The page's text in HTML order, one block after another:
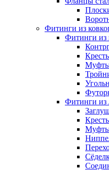
Фитинги из
Фитинги из
Фитинги из